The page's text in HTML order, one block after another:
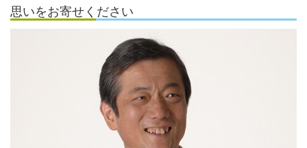
思いをお寄せください